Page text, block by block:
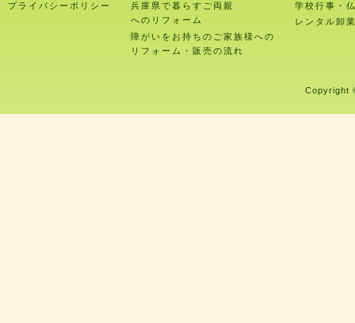
プライバシーポリシー
兵庫県で暮らすご両親
へのリフォーム
障がいをお持ちのご家族様への
リフォーム・販売の流れ
学校行事・
レンタル卸
Copyright